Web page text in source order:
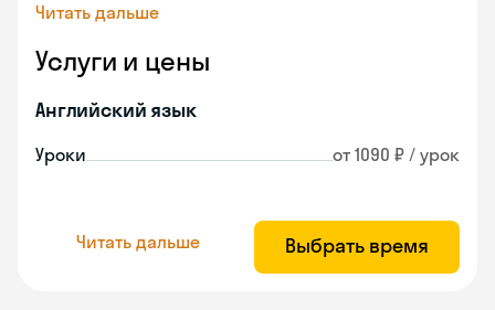
Читать дальше
Услуги и цены
Английский язык
Уроки от 1090 ₽ / урок
Читать дальше Выбрать время